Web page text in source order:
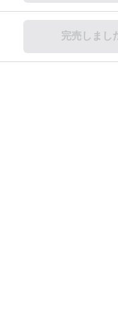
完売しまし